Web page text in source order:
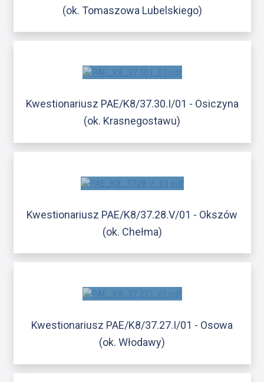
(ok. Tomaszowa Lubelskiego)
Kwestionariusz PAE/K8/37.30.I/01 - Osiczyna
(ok. Krasnegostawu)
Kwestionariusz PAE/K8/37.28.V/01 - Okszów
(ok. Chełma)
Kwestionariusz PAE/K8/37.27.I/01 - Osowa
(ok. Włodawy)